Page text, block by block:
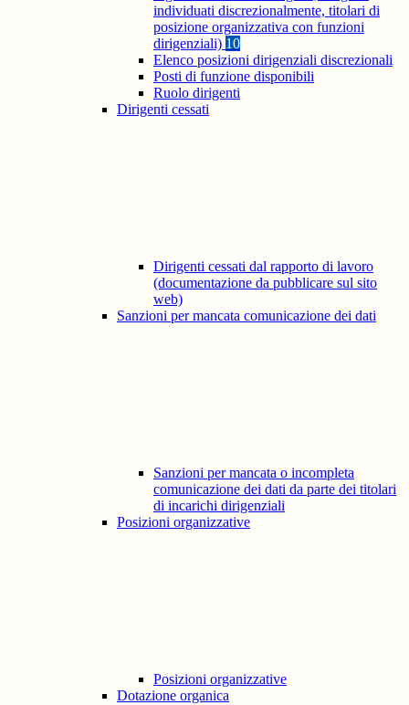
individuati discrezionalmente, titolari di
posizione organizzativa con funzioni
dirigenziali) 10
Elenco posizioni dirigenziali discrezionali
Posti di funzione disponibili
Ruolo dirigenti
Dirigenti cessati
Dirigenti cessati dal rapporto di lavoro
(documentazione da pubblicare sul sito
web)
Sanzioni per mancata comunicazione dei dati
Sanzioni per mancata o incompleta
comunicazione dei dati da parte dei titolari
di incarichi dirigenziali
Posizioni organizzative
Posizioni organizzative
Dotazione organica